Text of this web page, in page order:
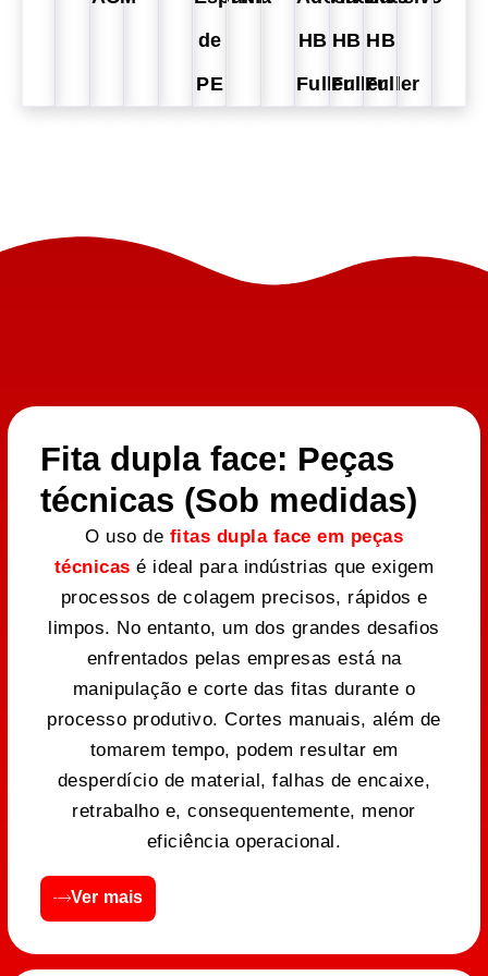
de
PE
HB
Fuller
HB
Fuller
HB
Fuller
Fita dupla face: Peças
técnicas (Sob medidas)
O uso de fitas dupla face em peças
técnicas é ideal para indústrias que exigem
processos de colagem precisos, rápidos e
limpos. No entanto, um dos grandes desafios
enfrentados pelas empresas está na
manipulação e corte das fitas durante o
processo produtivo. Cortes manuais, além de
tomarem tempo, podem resultar em
desperdício de material, falhas de encaixe,
retrabalho e, consequentemente, menor
eficiência operacional.
Ver mais